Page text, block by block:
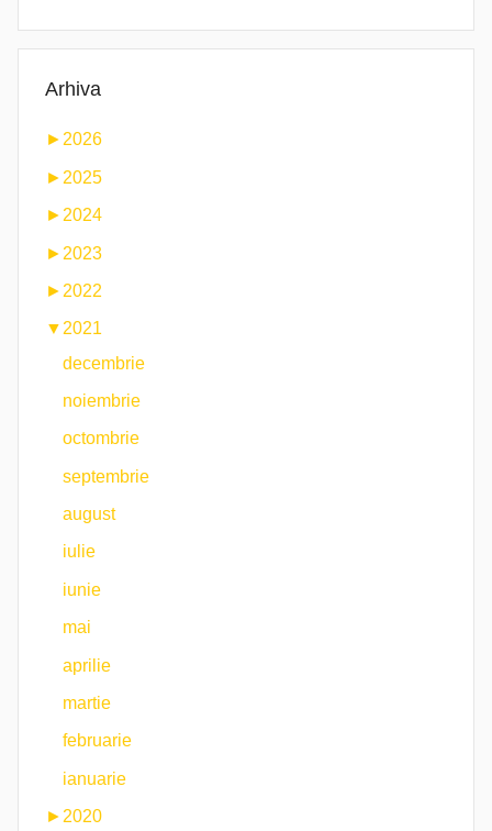
Arhiva
►2026
► 2025
► 2024
► 2023
► 2022
▼ 2021
decembrie
noiembrie
octombrie
septembrie
august
iulie
iunie
mai
aprilie
martie
februarie
ianuarie
► 2020